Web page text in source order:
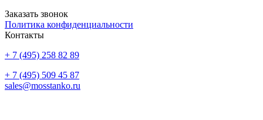
Заказать звонок
Политика конфиденциальности
Контакты
+ 7 (495) 258 82 89
+ 7 (495) 509 45 87
sales@mosstanko.ru